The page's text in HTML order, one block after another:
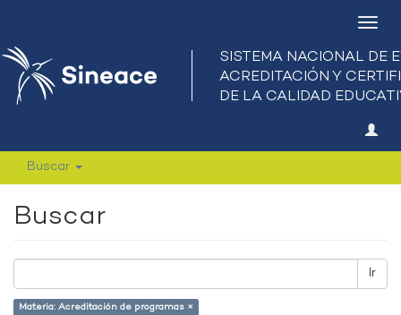
Buscar
Buscar
Ir
Materia: Acreditación de programas ×